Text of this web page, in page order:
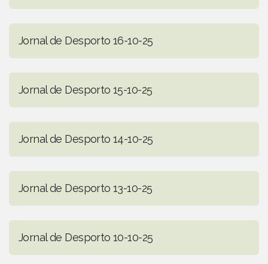
Jornal de Desporto 16-10-25
Jornal de Desporto 15-10-25
Jornal de Desporto 14-10-25
Jornal de Desporto 13-10-25
Jornal de Desporto 10-10-25